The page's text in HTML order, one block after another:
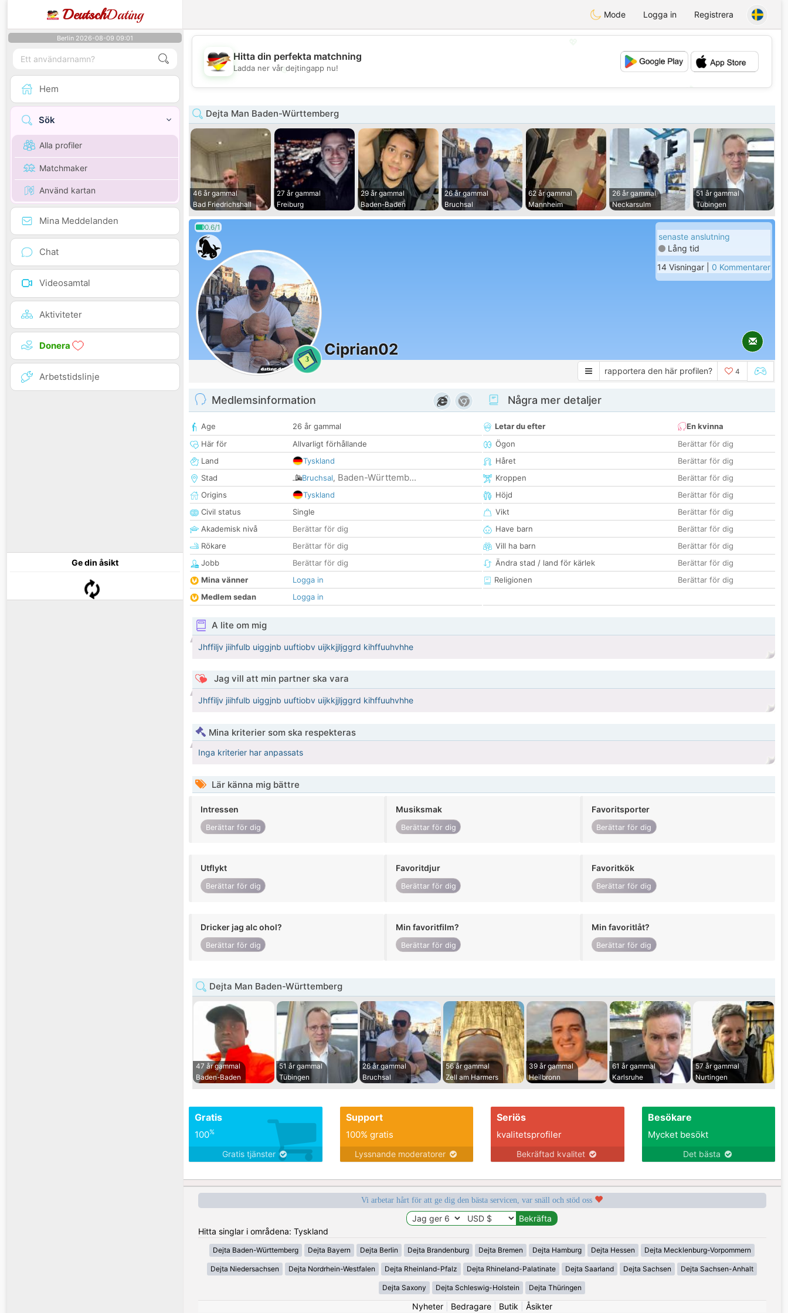
DeutschDating Mode Logga in Registrera
Berlin 2026-08-09 09:01
Hem
Sök
Alla profiler
Matchmaker
Använd kartan
Mina Meddelanden
Chat
Videosamtal
Aktiviteter
Donera
Arbetstidslinje
Ge din åsikt
💖
💕
Hitta din perfekta matchning
Ladda ner vår dejtingapp nu!
Dejta Man Baden-Württemberg
46 år gammal
Bad Friedrichshall
27 år gammal
Freiburg
29 år gammal
Baden-Baden
26 år gammal
Bruchsal
62 år gammal
Mannheim
26 år gammal
Neckarsulm
51 år gammal
Tübingen
0.6/1
3
Ciprian02
senaste anslutning
Lång tid
14 Visningar | 0 Kommentarer
rapportera den här profilen? 4
Medlemsinformation
Age
26 år gammal
Här för
Allvarligt förhållande
Land
Tyskland
Stad
Bruchsal, Baden-Württemb...
Origins
Tyskland
Civil status
Single
Akademisk nivå
Berättar för dig
Rökare
Berättar för dig
Jobb
Berättar för dig
Mina vänner
Logga in
Medlem sedan
Logga in
Några mer detaljer
Letar du efter
En kvinna
Ögon
Berättar för dig
Håret
Berättar för dig
Kroppen
Berättar för dig
Höjd
Berättar för dig
Vikt
Berättar för dig
Have barn
Berättar för dig
Vill ha barn
Berättar för dig
Ändra stad / land för kärlek
Berättar för dig
Religionen
Berättar för dig
A lite om mig
Jhffiljv jiihfulb uiggjnb uuftiobv uijkkjjljggrd kihffuuhvhhe
Jag vill att min partner ska vara
Jhffiljv jiihfulb uiggjnb uuftiobv uijkkjjljggrd kihffuuhvhhe
Mina kriterier som ska respekteras
Inga kriterier har anpassats
Lär känna mig bättre
Intressen
Berättar för dig
Musiksmak
Berättar för dig
Favoritsporter
Berättar för dig
Utflykt
Berättar för dig
Favoritdjur
Berättar för dig
Favoritkök
Berättar för dig
Dricker jag alc ohol?
Berättar för dig
Min favoritfilm?
Berättar för dig
Min favoritlåt?
Berättar för dig
Dejta Man Baden-Württemberg
47 år gammal
Baden-Baden
51 år gammal
Tübingen
26 år gammal
Bruchsal
56 år gammal
Zell am Harmers
39 år gammal
Heilbronn
61 år gammal
Karlsruhe
57 år gammal
Nurtingen
Gratis
100%
Gratis tjänster
Support
100% gratis
Lyssnande moderatorer
Seriös
kvalitetsprofiler
Bekräftad kvalitet
Besökare
Mycket besökt
Det bästa
Vi arbetar hårt för att ge dig den bästa servicen, var snäll och stöd oss
Hitta singlar i områdena: Tyskland
Dejta Baden-Württemberg Dejta Bayern Dejta Berlin Dejta Brandenburg Dejta Bremen Dejta Hamburg Dejta Hessen Dejta Mecklenburg-Vorpommern
Dejta Niedersachsen Dejta Nordrhein-Westfalen Dejta Rheinland-Pfalz Dejta Rhineland-Palatinate Dejta Saarland Dejta Sachsen Dejta Sachsen-Anhalt
Dejta Saxony Dejta Schleswig-Holstein Dejta Thüringen
Nyheter| Bedragare| Butik Åsikter